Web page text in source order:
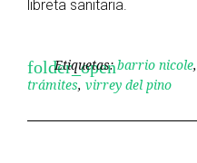
libreta sanitaria.
folder_open
Etiquetas:barrio nicole,
trámites, virrey del pino